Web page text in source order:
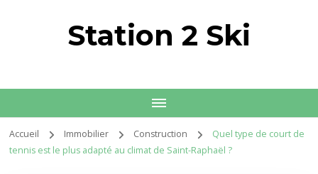
Station 2 Ski
Accueil Immobilier Construction
Quel type de court de
tennis est le plus adapté au climat de Saint-Raphaël ?